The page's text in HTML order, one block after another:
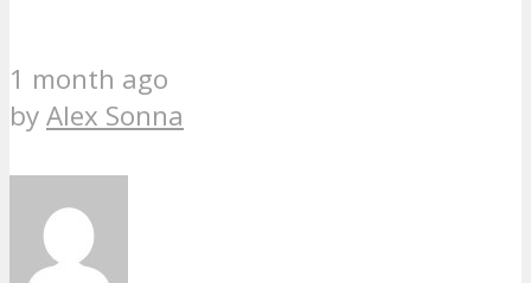
1 month ago
byAlex Sonna